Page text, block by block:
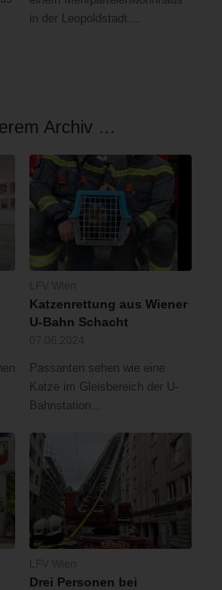
in der Leopoldstadt…
Archiv …
Katzenrettung aus Wiener
U-Bahn Schacht
Passanten sehen wie eine
Katze im Gleisbereich der U-
Bahnstation…
Drei Personen bei